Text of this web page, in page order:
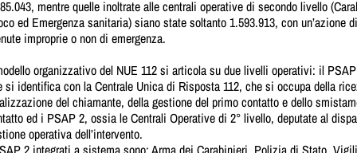
mentre quelle inoltrate alle centrali operative di secondo livello
ed Emergenza sanitaria) siano state soltanto 1.593.913, con un’azione
improprie o non di emergenza.
organizzativo del NUE 112 si articola su due livelli operativi: il
si identifica con la Centrale Unica di Risposta 112, che si occupa della
del chiamante, della gestione del primo contatto e dello
ed i PSAP 2, ossia le Centrali Operative di 2° livello, deputate al
operativa dell’intervento.